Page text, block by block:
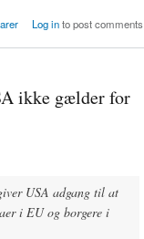
retsakter i Europa-udvalget
Log into post comments
ikke gælder for
USA adgang til at
i EU og borgere i